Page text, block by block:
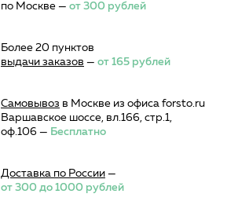
по Москве — от 300 рублей
Более 20 пунктов
выдачи заказов — от 165 рублей
Самовывоз в Москве из офиса forsto.ru
Варшавское шоссе, вл.166, стр.1,
оф.106 — Бесплатно
Доставка по России —
от 300 до 1000 рублей